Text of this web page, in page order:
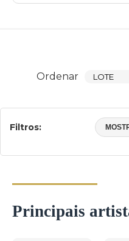
Ordenar
Filtros:
Principais